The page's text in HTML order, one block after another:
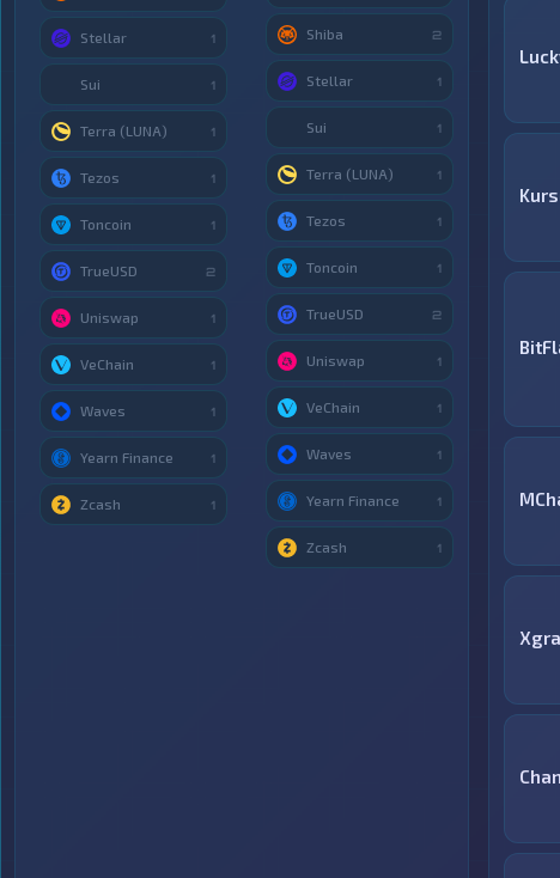
Stellar 1
Sui 1
Terra (LUNA) 1
Tezos 1
Toncoin 1
TrueUSD 2
Uniswap 1
VeChain 1
Waves 1
Yearn Finance 1
Zcash 1
Shiba 2
Stellar 1
Sui 1
Terra (LUNA) 1
Tezos 1
Toncoin 1
TrueUSD 2
Uniswap 1
VeChain 1
Waves 1
Yearn Finance 1
Zcash 1